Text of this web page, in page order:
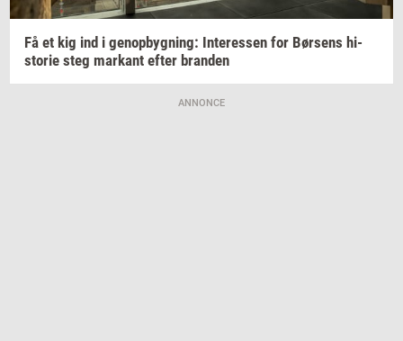
Få et kig ind i genop­byg­ning: In­ter­es­sen for Bør­sens hi­
sto­rie steg mar­kant efter bran­den
ANNONCE